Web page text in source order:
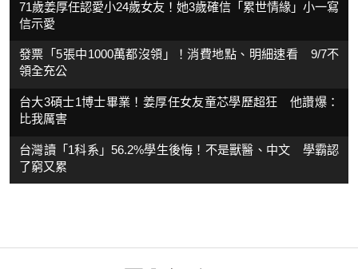
71歲姜厚任認愛小24歲女友！她3歲確信「累世情緣」小一寫
信示愛
發票「5張中1000萬都沒領」！消費地點、明細速看 9/7不
領全充公
台大3碩士1博士畢業！姜厚任女友童芯學歷超狂 他讚爆：
比我厲害
台灣讀「1科系」56.2%學生後悔！不是獸醫、中文 學霸認
了窮又累